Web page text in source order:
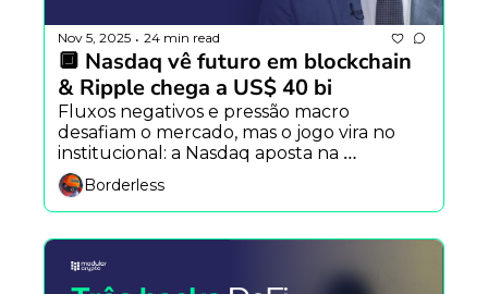
Nov 5, 2025 • 24 min read
🔲 Nasdaq vê futuro em blockchain
& Ripple chega a US$ 40 bi
Fluxos negativos e pressão macro
desafiam o mercado, mas o jogo vira no
institucional: a Nasdaq aposta na
blockchain como nova espinha dorsal das
finanças globais, enquanto a Ripple
levanta meio bilhão e consolida o avanço
das stablecoins no sistema bancário.
Borderless